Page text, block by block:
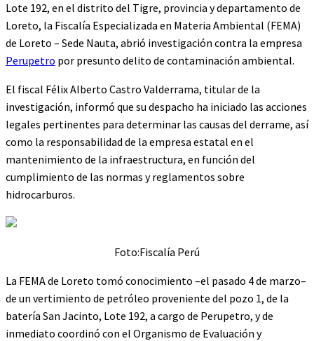
Lote 192, en el distrito del Tigre, provincia y departamento de
Loreto, la Fiscalía Especializada en Materia Ambiental (FEMA)
de Loreto – Sede Nauta, abrió investigación contra la empresa
Perupetro por presunto delito de contaminación ambiental.
El fiscal Félix Alberto Castro Valderrama, titular de la
investigación, informó que su despacho ha iniciado las acciones
legales pertinentes para determinar las causas del derrame, así
como la responsabilidad de la empresa estatal en el
mantenimiento de la infraestructura, en función del
cumplimiento de las normas y reglamentos sobre
hidrocarburos.
Foto:Fiscalía Perú
La FEMA de Loreto tomó conocimiento –el pasado 4 de marzo–
de un vertimiento de petróleo proveniente del pozo 1, de la
batería San Jacinto, Lote 192, a cargo de Perupetro, y de
inmediato coordinó con el Organismo de Evaluación y